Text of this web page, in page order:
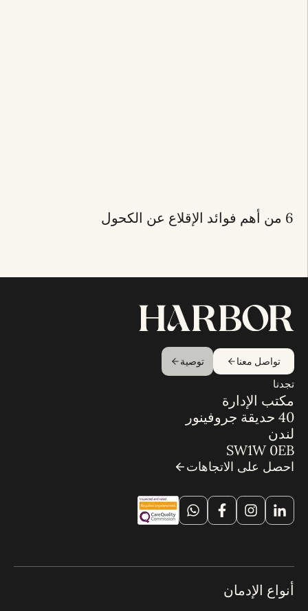
6 من أهم فوائد الإقلاع عن الكحول
تواصل معنا توصية
تجدنا
مكتب الإدارة
40 حديقة جروفينور
لندن
SW1W 0EB
احصل على الاتجاهات
أنواع الإدمان